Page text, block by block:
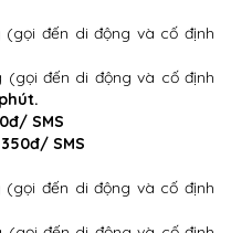
đến di động và cố định
(gọi đến di động và cố định
SMS
350đ/ SMS
đến di động và cố định